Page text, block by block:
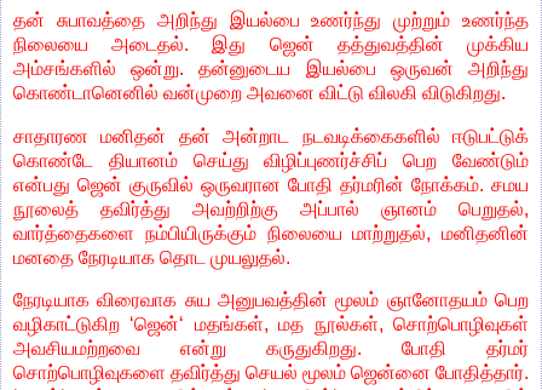
தன் சுபாவத்தை அறிந்து இயல்பை உணர்ந்து முற்றும் உணர்ந்த
நிலையை அடைதல். இது ஜென் தத்துவத்தின் முக்கிய
அம்சங்களில் ஒன்று. தன்னுடைய இயல்பை ஒருவன் அறிந்து
கொண்டானெனில் வன்முறை அவனை விட்டு விலகி விடுகிறது.
சாதாரண மனிதன் தன் அன்றாட நடவடிக்கைகளில் ஈடுபட்டுக்
கொண்டே தியானம் செய்து விழிப்புணர்ச்சிப் பெற வேண்டும்
என்பது ஜென் குருவில் ஒருவரான போதி தர்மரின் நோக்கம். சமய
நூலைத் தவிர்த்து அவற்றிற்கு அப்பால் ஞானம் பெறுதல்,
வார்த்தைகளை நம்பியிருக்கும் நிலையை மாற்றுதல், மனிதனின்
மனதை நேரடியாக தொட முயலுதல்.
நேரடியாக விரைவாக சுய அனுபவத்தின் மூலம் ஞானோதயம் பெற
வழிகாட்டுகிற ‘ஜென்‘ மதங்கள், மத நூல்கள், சொற்பொழிவுகள்
அவசியமற்றவை என்று கருதுகிறது. போதி தர்மர்
சொற்பொழிவுகளை தவிர்த்து செயல் மூலம் ஜென்னை போதித்தார்.